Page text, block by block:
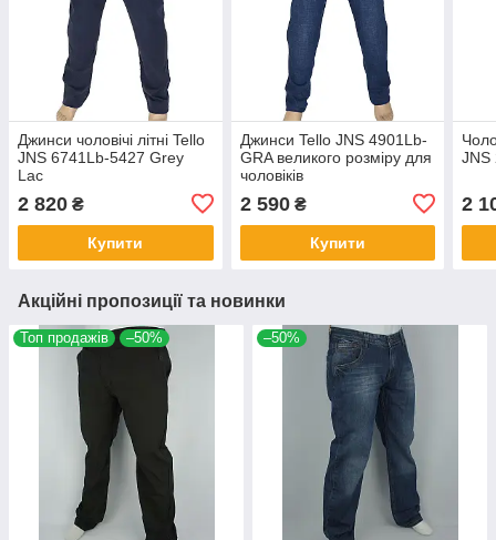
Джинси чоловічі літні Tello
JNS 6741Lb-5427 Grey
Lac
2 820 ₴
Купити
Джинси Tello JNS 4901Lb-
GRA великого розміру для
чоловіків
2 590₴
Купити
JNS
2
Акційні пропозиції та новинки
Топ продажів –50% –50%